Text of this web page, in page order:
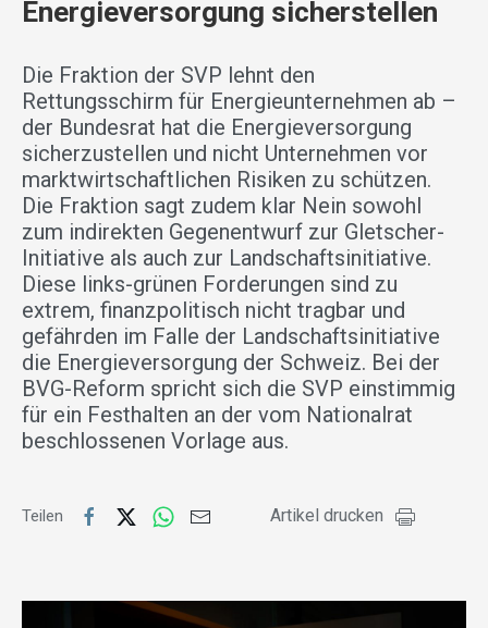
Energieversorgung sicherstellen
Die Fraktion der SVP lehnt den
Rettungsschirm für Energieunternehmen ab –
der Bundesrat hat die Energieversorgung
sicherzustellen und nicht Unternehmen vor
marktwirtschaftlichen Risiken zu schützen.
Die Fraktion sagt zudem klar Nein sowohl
zum indirekten Gegenentwurf zur Gletscher-
Initiative als auch zur Landschaftsinitiative.
Diese links-grünen Forderungen sind zu
extrem, finanzpolitisch nicht tragbar und
gefährden im Falle der Landschaftsinitiative
die Energieversorgung der Schweiz. Bei der
BVG-Reform spricht sich die SVP einstimmig
für ein Festhalten an der vom Nationalrat
beschlossenen Vorlage aus.
Teilen Artikel drucken